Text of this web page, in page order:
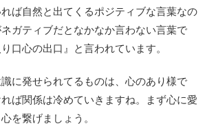
ば自然と出てくるポジティブな言葉なの
ガティブだとなかなか言わない言葉で
口心の出口』と言われています。
に発せられてるものは、心のあり様で
ば関係は冷めていきますね。まず心に愛
を繋げましょう。